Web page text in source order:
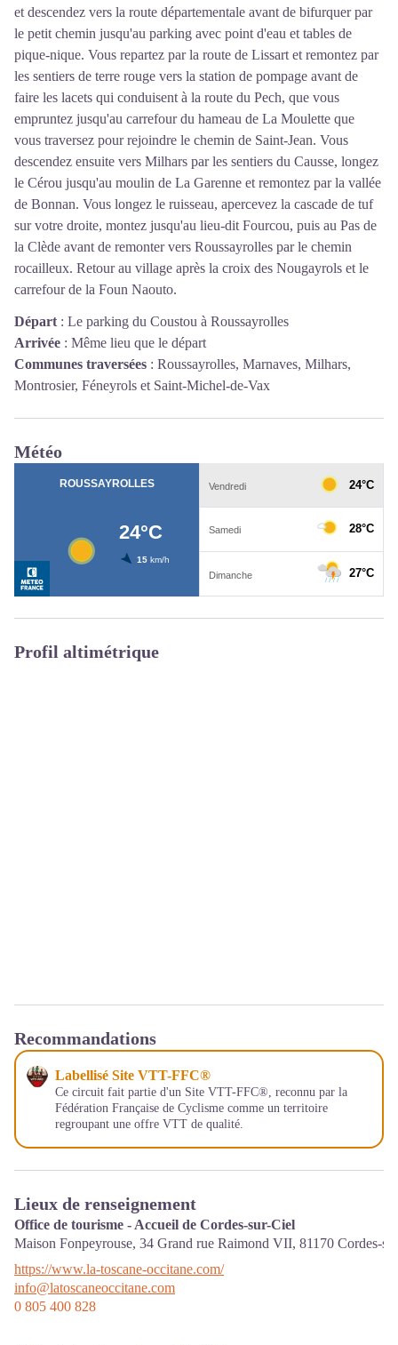
et descendez vers la route départementale avant de bifurquer par
le petit chemin jusqu'au parking avec point d'eau et tables de
pique-nique. Vous repartez par la route de Lissart et remontez par
les sentiers de terre rouge vers la station de pompage avant de
faire les lacets qui conduisent à la route du Pech, que vous
empruntez jusqu'au carrefour du hameau de La Moulette que
vous traversez pour rejoindre le chemin de Saint-Jean. Vous
descendez ensuite vers Milhars par les sentiers du Causse, longez
le Cérou jusqu'au moulin de La Garenne et remontez par la vallée
de Bonnan. Vous longez le ruisseau, apercevez la cascade de tuf
sur votre droite, montez jusqu'au lieu-dit Fourcou, puis au Pas de
la Clède avant de remonter vers Roussayrolles par le chemin
rocailleux. Retour au village après la croix des Nougayrols et le
carrefour de la Foun Naouto.
Départ : Le parking du Coustou à Roussayrolles
Arrivée : Même lieu que le départ
Communes traversées : Roussayrolles, Marnaves, Milhars,
Montrosier, Féneyrols et Saint-Michel-de-Vax
Météo
Profil altimétrique
Recommandations
Labellisé Site VTT-FFC®
Ce circuit fait partie d'un Site VTT-FFC®, reconnu par la
Fédération Française de Cyclisme comme un territoire
regroupant une offre VTT de qualité.
Lieux de renseignement
Office de tourisme - Accueil de Cordes-sur-Ciel
Maison Fonpeyrouse, 34 Grand rue Raimond VII, 81170 Cordes-
https://www.la-toscane-occitane.com/
info@latoscaneoccitane.com
0 805 400 828